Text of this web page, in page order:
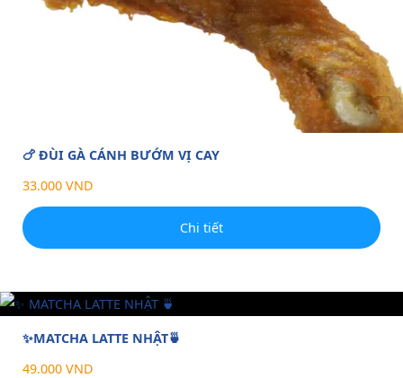
🍗 ĐÙI GÀ CÁNH BƯỚM VỊ CAY
33.000 VND
Chi tiết
✨MATCHA LATTE NHẬT🍵
49.000 VND